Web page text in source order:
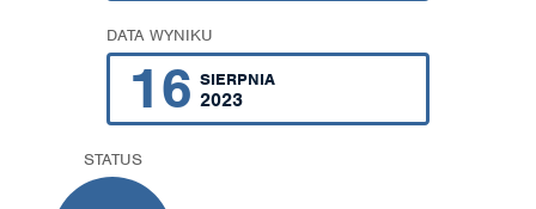
DATA WYNIKU
16 SIERPNIA
2023
STATUS